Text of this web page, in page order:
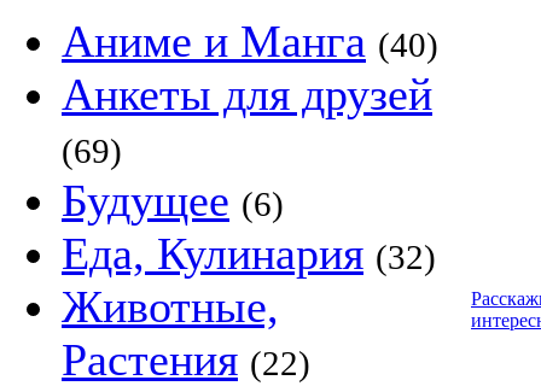
Аниме и Манга (40)
Анкеты для друзей
(69)
Будущее (6)
Еда, Кулинария (32)
Животные,
Растения (22)